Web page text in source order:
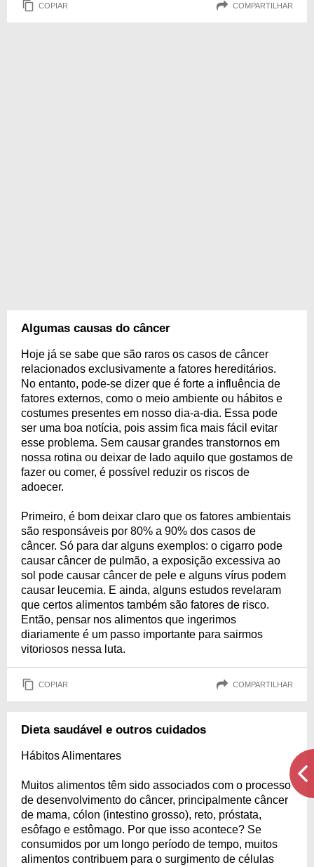
COPIAR COMPARTILHAR
Algumas causas do câncer
Hoje já se sabe que são raros os casos de câncer
relacionados exclusivamente a fatores hereditários.
No entanto, pode-se dizer que é forte a influência de
fatores externos, como o meio ambiente ou hábitos e
costumes presentes em nosso dia-a-dia. Essa pode
ser uma boa notícia, pois assim fica mais fácil evitar
esse problema. Sem causar grandes transtornos em
nossa rotina ou deixar de lado aquilo que gostamos de
fazer ou comer, é possível reduzir os riscos de
adoecer.
Primeiro, é bom deixar claro que os fatores ambientais
são responsáveis por 80% a 90% dos casos de
câncer. Só para dar alguns exemplos: o cigarro pode
causar câncer de pulmão, a exposição excessiva ao
sol pode causar câncer de pele e alguns vírus podem
causar leucemia. E ainda, alguns estudos revelaram
que certos alimentos também são fatores de risco.
Então, pensar nos alimentos que ingerimos
diariamente é um passo importante para sairmos
vitoriosos nessa luta.
COPIAR COMPARTILHAR
Dieta saudável e outros cuidados
Hábitos Alimentares
Muitos alimentos têm sido associados com o processo
de desenvolvimento do câncer, principalmente câncer
de mama, cólon (intestino grosso), reto, próstata,
esôfago e estômago. Por que isso acontece? Se
consumidos por um longo período de tempo, muitos
alimentos contribuem para o surgimento de células